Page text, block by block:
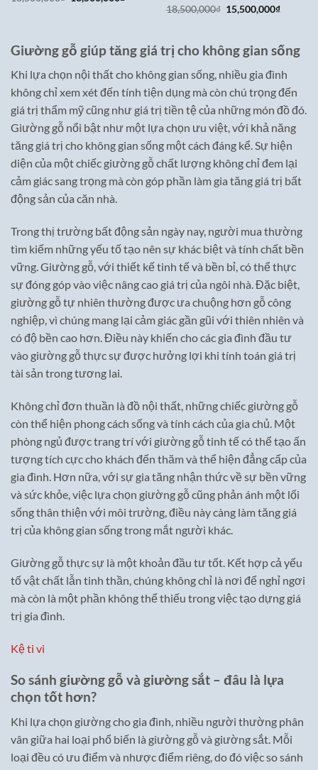
gốc
18,500,000₫ Giá
gốc
15,500,000₫Giá
Giường gỗ giúp tăng giá trị cho không gian sống
Khi lựa chọn nội thất cho không gian sống, nhiều gia đình
không chỉ xem xét đến tính tiện dụng mà còn chú trọng đến
giá trị thẩm mỹ cũng như giá trị tiền tệ của những món đồ đó.
Giường gỗ nổi bật như một lựa chọn ưu việt, với khả năng
tăng giá trị cho không gian sống một cách đáng kể. Sự hiện
diện của một chiếc giường gỗ chất lượng không chỉ đem lại
cảm giác sang trọng mà còn góp phần làm gia tăng giá trị bất
động sản của căn nhà.
Trong thị trường bất động sản ngày nay, người mua thường
tìm kiếm những yếu tố tạo nên sự khác biệt và tính chất bền
vững. Giường gỗ, với thiết kế tinh tế và bền bỉ, có thể thực
sự đóng góp vào việc nâng cao giá trị của ngôi nhà. Đặc biệt,
giường gỗ tự nhiên thường được ưa chuộng hơn gỗ công
nghiệp, vì chúng mang lại cảm giác gần gũi với thiên nhiên và
có độ bền cao hơn. Điều này khiến cho các gia đình đầu tư
vào giường gỗ thực sự được hưởng lợi khi tính toán giá trị
tài sản trong tương lai.
Không chỉ đơn thuần là đồ nội thất, những chiếc giường gỗ
còn thể hiện phong cách sống và tính cách của gia chủ. Một
phòng ngủ được trang trí với giường gỗ tinh tế có thể tạo ấn
tượng tích cực cho khách đến thăm và thể hiện đẳng cấp của
gia đình. Hơn nữa, với sự gia tăng nhận thức về sự bền vững
và sức khỏe, việc lựa chọn giường gỗ cũng phản ánh một lối
sống thân thiện với môi trường, điều này càng làm tăng giá
trị của không gian sống trong mắt người khác.
Giường gỗ thực sự là một khoản đầu tư tốt. Kết hợp cả yếu
tố vật chất lẫn tinh thần, chúng không chỉ là nơi để nghỉ ngơi
mà còn là một phần không thể thiếu trong việc tạo dựng giá
trị gia đình.
Kệ ti vi
So sánh giường gỗ và giường sắt – đâu là lựa
chọn tốt hơn?
Khi lựa chọn giường cho gia đình, nhiều người thường phân
vân giữa hai loại phổ biến là giường gỗ và giường sắt. Mỗi
loại đều có ưu điểm và nhược điểm riêng, do đó việc so sánh